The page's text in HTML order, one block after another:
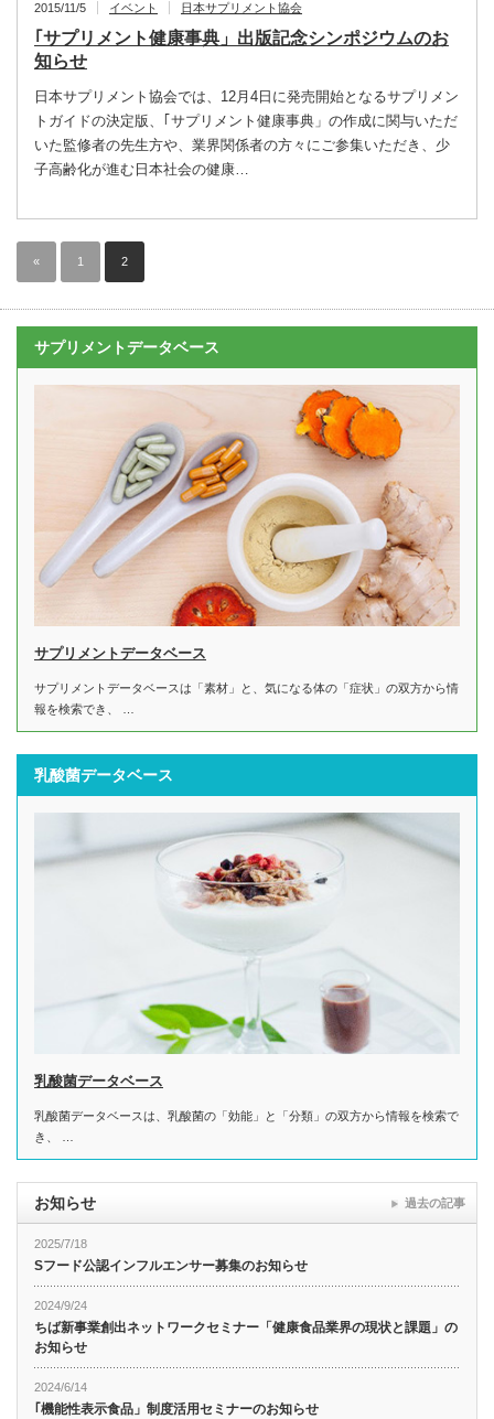
2015/11/5 イベント 日本サプリメント協会
｢サプリメント健康事典」出版記念シンポジウムのお
知らせ
日本サプリメント協会では、12月4日に発売開始となるサプリメン
トガイドの決定版、｢サプリメント健康事典」の作成に関与いただ
いた監修者の先生方や、業界関係者の方々にご参集いただき、少
子高齢化が進む日本社会の健康…
« 1 2
サプリメントデータベース
サプリメントデータベース
サプリメントデータベースは「素材」と、気になる体の「症状」の双方から情
報を検索でき、 …
乳酸菌データベース
乳酸菌データベース
乳酸菌データベースは、乳酸菌の「効能」と「分類」の双方から情報を検索で
き、 …
お知らせ
2025/7/18
Sフード公認インフルエンサー募集のお知らせ
2024/9/24
ちば新事業創出ネットワークセミナー「健康食品業界の現状と課題」の
お知らせ
2024/6/14
｢機能性表示食品」制度活用セミナーのお知らせ
過去の記事